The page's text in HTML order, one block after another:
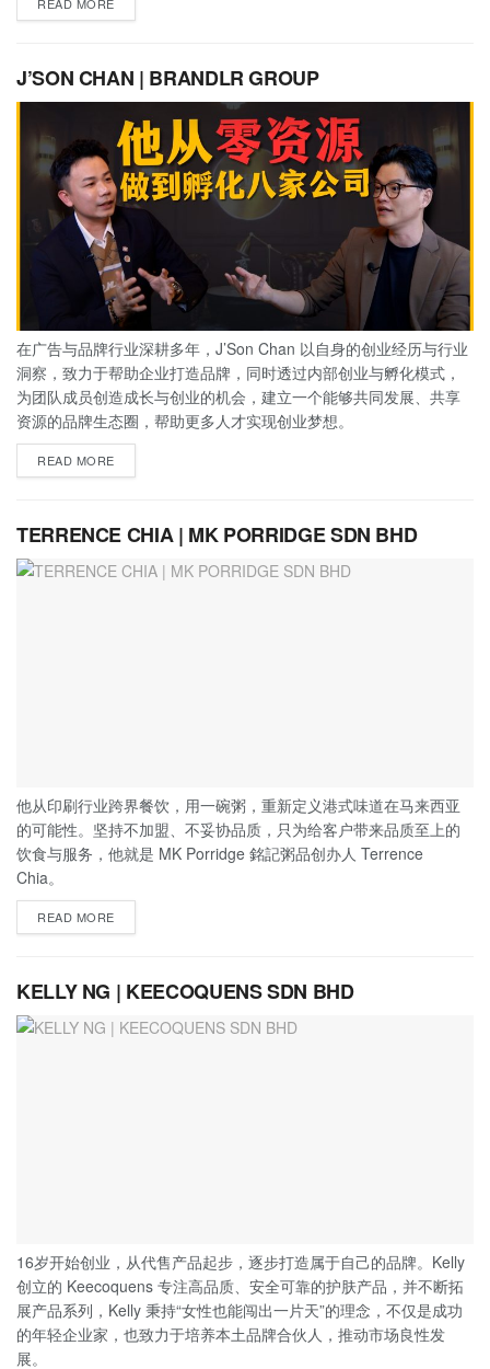
J’SON CHAN | BRANDLR GROUP
在广告与品牌行业深耕多年，J’Son Chan 以自身的创业经历与行业
洞察，致力于帮助企业打造品牌，同时透过内部创业与孵化模式，
为团队成员创造成长与创业的机会，建立一个能够共同发展、共享
资源的品牌生态圈，帮助更多人才实现创业梦想。
READ MORE
TERRENCE CHIA | MK PORRIDGE SDN BHD
他从印刷行业跨界餐饮，用一碗粥，重新定义港式味道在马来西亚
的可能性。坚持不加盟、不妥协品质，只为给客户带来品质至上的
饮食与服务，他就是 MK Porridge 銘記粥品创办人 Terrence
Chia。
READ MORE
KELLY NG | KEECOQUENS SDN BHD
16岁开始创业，从代售产品起步，逐步打造属于自己的品牌。Kelly
创立的 Keecoquens 专注高品质、安全可靠的护肤产品，并不断拓
展产品系列，Kelly 秉持“女性也能闯出一片天”的理念，不仅是成功
的年轻企业家，也致力于培养本土品牌合伙人，推动市场良性发
展。